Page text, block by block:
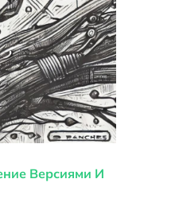
Версиями И